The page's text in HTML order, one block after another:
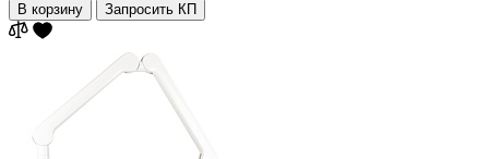
В корзину Запросить КП